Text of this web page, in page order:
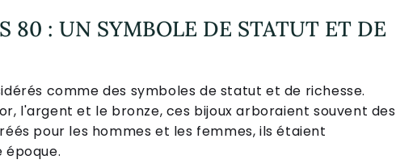
80 : UN SYMBOLE DE STATUT ET DE
comme des symboles de statut et de richesse.
l'argent et le bronze, ces bijoux arboraient souvent des
pour les hommes et les femmes, ils étaient